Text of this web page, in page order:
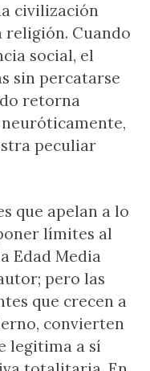
civilización
religión. Cuando
social, el
sin percatarse
retorna
peculiar
que apelan a lo
límites al
Edad Media
pero las
que crecen a
convierten
legitima a sí